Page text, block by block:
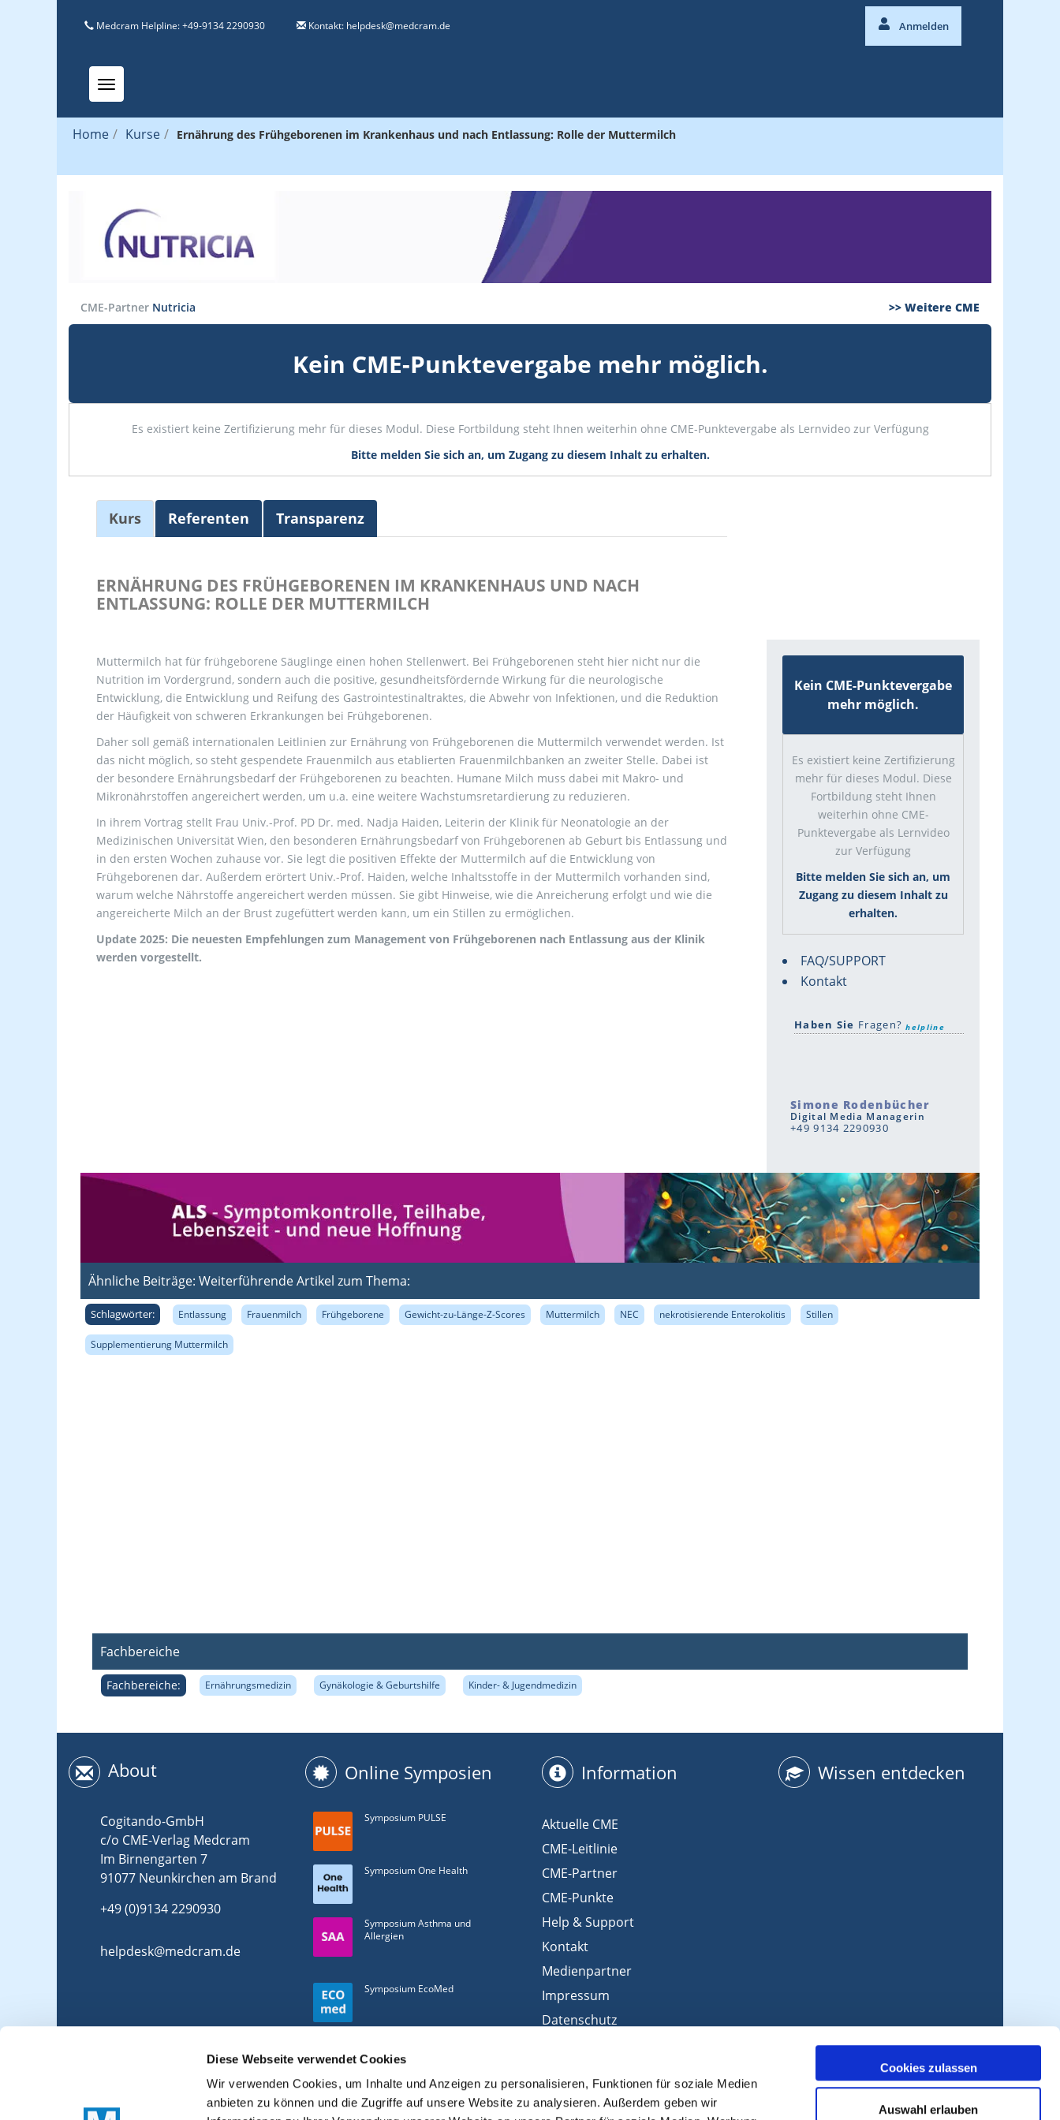
Diese Webseite verwendet Cookies
Wir verwenden Cookies, um Inhalte und Anzeigen zu personalisieren, Funktionen für soziale Medien
anbieten zu können und die Zugriffe auf unsere Website zu analysieren. Außerdem geben wir
Cookies zulassen
Auswahl erlauben
Medcram Helpline: +49-9134 2290930 Kontakt: helpdesk@medcram.de Anmelden
Toggle navigation
Home / Kurse / Ernährung des Frühgeborenen im Krankenhaus und nach Entlassung: Rolle der Muttermilch
CME-Partner Nutricia >> Weitere CME
Kein CME-Punktevergabe mehr möglich.
Es existiert keine Zertifizierung mehr für dieses Modul. Diese Fortbildung steht Ihnen weiterhin ohne CME-Punktevergabe als Lernvideo zur Verfügung
Bitte melden Sie sich an, um Zugang zu diesem Inhalt zu erhalten.
Kurs Referenten Transparenz
ERNÄHRUNG DES FRÜHGEBORENEN IM KRANKENHAUS UND NACH
ENTLASSUNG: ROLLE DER MUTTERMILCH
Muttermilch hat für frühgeborene Säuglinge einen hohen Stellenwert. Bei Frühgeborenen steht hier nicht nur die
Nutrition im Vordergrund, sondern auch die positive, gesundheitsfördernde Wirkung für die neurologische
Entwicklung, die Entwicklung und Reifung des Gastrointestinaltraktes, die Abwehr von Infektionen, und die Reduktion
der Häufigkeit von schweren Erkrankungen bei Frühgeborenen.
Daher soll gemäß internationalen Leitlinien zur Ernährung von Frühgeborenen die Muttermilch verwendet werden. Ist
das nicht möglich, so steht gespendete Frauenmilch aus etablierten Frauenmilchbanken an zweiter Stelle. Dabei ist
der besondere Ernährungsbedarf der Frühgeborenen zu beachten. Humane Milch muss dabei mit Makro- und
Mikronährstoffen angereichert werden, um u.a. eine weitere Wachstumsretardierung zu reduzieren.
In ihrem Vortrag stellt Frau Univ.-Prof. PD Dr. med. Nadja Haiden, Leiterin der Klinik für Neonatologie an der
Medizinischen Universität Wien, den besonderen Ernährungsbedarf von Frühgeborenen ab Geburt bis Entlassung und
in den ersten Wochen zuhause vor. Sie legt die positiven Effekte der Muttermilch auf die Entwicklung von
Frühgeborenen dar. Außerdem erörtert Univ.-Prof. Haiden, welche Inhaltsstoffe in der Muttermilch vorhanden sind,
warum welche Nährstoffe angereichert werden müssen. Sie gibt Hinweise, wie die Anreicherung erfolgt und wie die
angereicherte Milch an der Brust zugefüttert werden kann, um ein Stillen zu ermöglichen.
Update 2025: Die neuesten Empfehlungen zum Management von Frühgeborenen nach Entlassung aus der Klinik
werden vorgestellt.
Kein CME-Punktevergabe
mehr möglich.
Es existiert keine Zertifizierung
mehr für dieses Modul. Diese
Fortbildung steht Ihnen
weiterhin ohne CME-
Punktevergabe als Lernvideo
zur Verfügung
Bitte melden Sie sich an, um
Zugang zu diesem Inhalt zu
erhalten.
FAQ/SUPPORT
Kontakt
Haben Sie Fragen?helpline
Simone Rodenbücher
Digital Media Managerin
+49 9134 2290930
Ähnliche Beiträge: Weiterführende Artikel zum Thema:
Schlagwörter: Entlassung Frauenmilch Frühgeborene Gewicht-zu-Länge-Z-Scores Muttermilch NEC nekrotisierende Enterokolitis Stillen
Supplementierung Muttermilch
Fachbereiche
Fachbereiche: Ernährungsmedizin Gynäkologie & Geburtshilfe Kinder- & Jugendmedizin
About
Cogitando-GmbH
c/o CME-Verlag Medcram
Im Birnengarten 7
91077 Neunkirchen am Brand
+49 (0)9134 2290930
helpdesk@medcram.de
Online Symposien
Symposium PULSE
Symposium One Health
Symposium Asthma und
Allergien
Symposium EcoMed
ADIPOSITAS
Information
Aktuelle CME
CME-Leitlinie
CME-Partner
CME-Punkte
Help & Support
Kontakt
Medienpartner
Impressum
Datenschutz
Wissen entdecken